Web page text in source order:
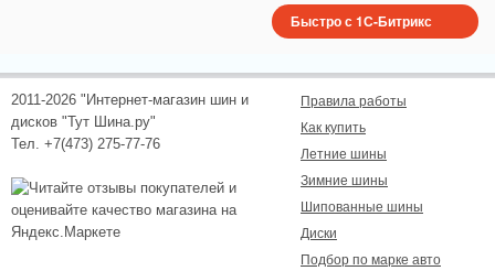
2011-2026 "Интернет-магазин шин и
дисков "Тут Шина.ру"
Тел. +7(473) 275-77-76
Правила работы
Как купить
Летние шины
Зимние шины
Шипованные шины
Диски
Подбор по марке авто
Быстро с 1С-Битрикс